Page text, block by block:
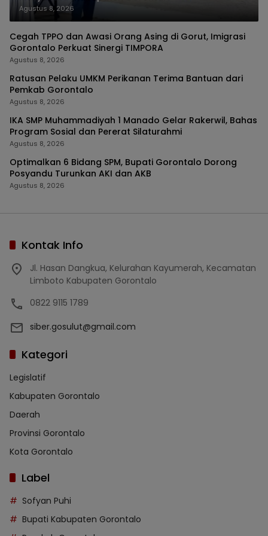
Agustus 8, 2026
Cegah TPPO dan Awasi Orang Asing di Gorut, Imigrasi
Gorontalo Perkuat Sinergi TIMPORA
Agustus 8, 2026
Ratusan Pelaku UMKM Perikanan Terima Bantuan dari
Pemkab Gorontalo
Agustus 8, 2026
IKA SMP Muhammadiyah 1 Manado Gelar Rakerwil, Bahas
Program Sosial dan Pererat Silaturahmi
Agustus 8, 2026
Optimalkan 6 Bidang SPM, Bupati Gorontalo Dorong
Posyandu Turunkan AKI dan AKB
Agustus 8, 2026
Kontak Info
Jl. Hasan Dangkua, Kelurahan Kayumerah, Kecamatan
Limboto Kabupaten Gorontalo
0822 9115 1789
siber.gosulut@gmail.com
Kategori
Legislatif
Kabupaten Gorontalo
Daerah
Provinsi Gorontalo
Kota Gorontalo
Label
Sofyan Puhi
Bupati Kabupaten Gorontalo